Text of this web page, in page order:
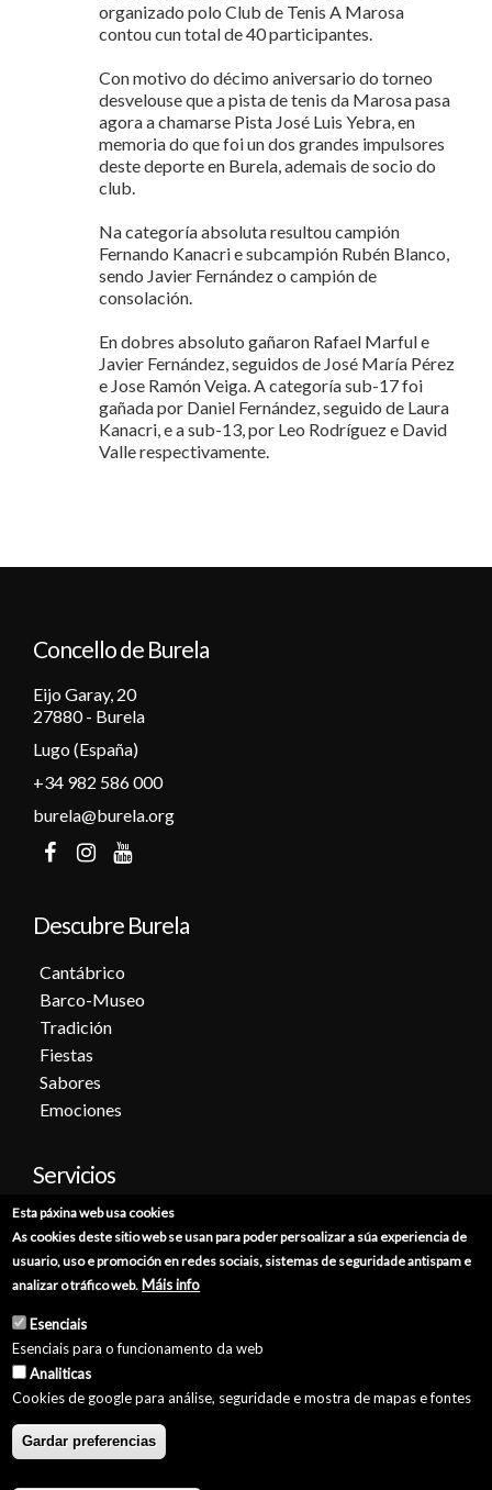
organizado polo Club de Tenis A Marosa
contou cun total de 40 participantes.
Con motivo do décimo aniversario do torneo
desvelouse que a pista de tenis da Marosa pasa
agora a chamarse Pista José Luis Yebra, en
memoria do que foi un dos grandes impulsores
deste deporte en Burela, ademais de socio do
club.
Na categoría absoluta resultou campión
Fernando Kanacri e subcampión Rubén Blanco,
sendo Javier Fernández o campión de
consolación.
En dobres absoluto gañaron Rafael Marful e
Javier Fernández, seguidos de José María Pérez
e Jose Ramón Veiga. A categoría sub-17 foi
gañada por Daniel Fernández, seguido de Laura
Kanacri, e a sub-13, por Leo Rodríguez e David
Valle respectivamente.
Concello de Burela
Eijo Garay, 20
27880 - Burela
Lugo (España)
+34 982 586 000
burela@burela.org
Descubre Burela
Cantábrico
Barco-Museo
Tradición
Fiestas
Sabores
Emociones
Servicios
Cita previa
Sede electrónica
Catálogo de trámites
Punto de información catastral
Punto Limpio
© Concello de Burela 2026 //
Esta páxina web usa cookies
As cookies deste sitio web se usan para poder persoalizar a súa experiencia de
usuario, uso e promoción en redes sociais, sistemas de seguridade antispam e
analizar o tráfico web. Máis info
Esenciais
Esenciais para o funcionamento da web
Analiticas
Cookies de google para análise, seguridade e mostra de mapas e fontes
Gardar preferencias